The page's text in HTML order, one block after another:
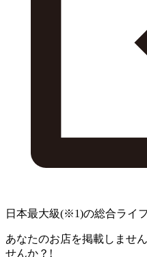
日本最大級(※1)の総合ライ
あなたのお店を掲載しませ
せんか？!